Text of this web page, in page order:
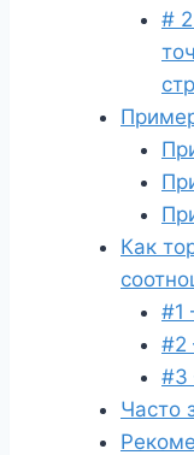
#
Как
#1
#2
#3
Часто